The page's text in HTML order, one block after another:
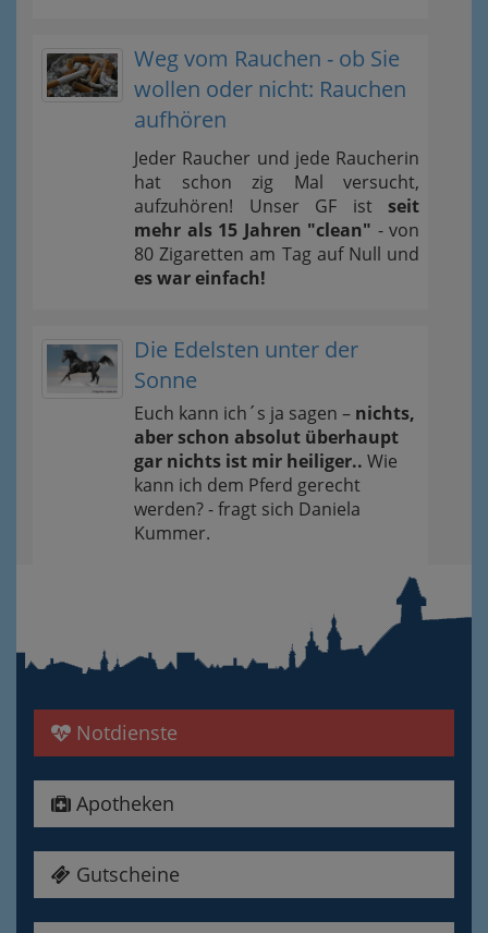
Weg vom Rauchen - ob Sie
wollen oder nicht: Rauchen
aufhören
Jeder Raucher und jede Raucherin
hat schon zig Mal versucht,
aufzuhören! Unser GF ist seit
mehr als 15 Jahren "clean" - von
80 Zigaretten am Tag auf Null und
es war einfach!
Die Edelsten unter der
Sonne
Euch kann ich´s ja sagen – nichts,
aber schon absolut überhaupt
gar nichts ist mir heiliger.. Wie
kann ich dem Pferd gerecht
werden? - fragt sich Daniela
Kummer.
Notdienste
Apotheken
Gutscheine